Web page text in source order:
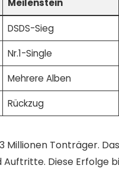
DSDS-Sieg
Nr.1-Single
Mehrere Alben
Rückzug
Millionen Tonträger.
Auftritte. Diese Erfolge